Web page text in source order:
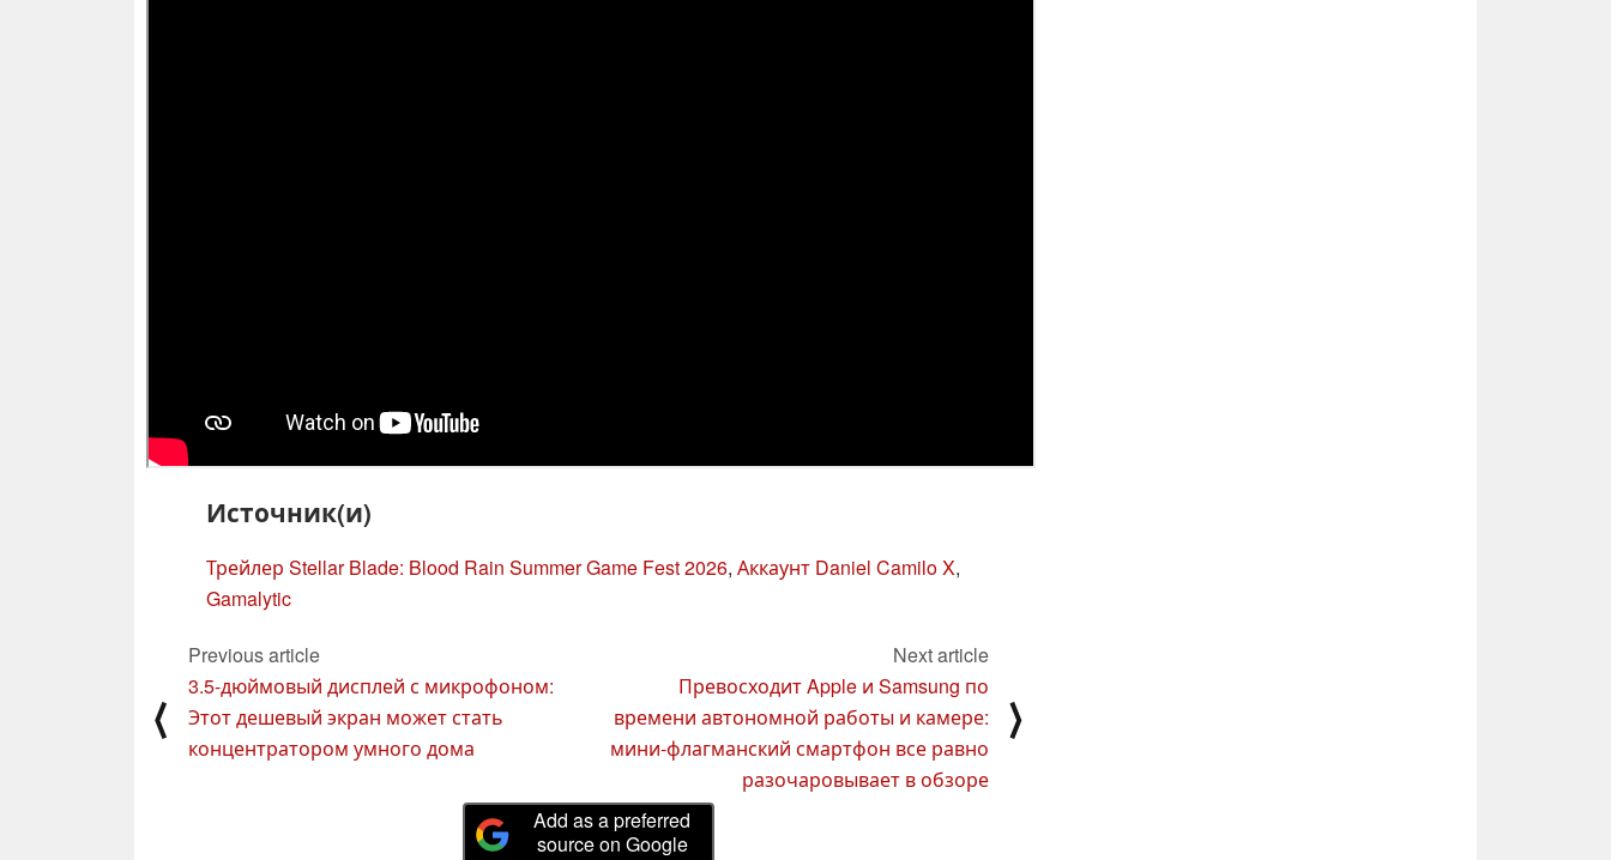
Источник(и)
Трейлер Stellar Blade: Blood Rain Summer Game Fest 2026, Аккаунт Daniel Camilo X,
Gamalytic
⟨
Previous article
3.5-дюймовый дисплей с микрофоном:
Этот дешевый экран может стать
концентратором умного дома
Next article
Превосходит Apple и Samsung по
времени автономной работы и камере:
мини-флагманский смартфон все равно
разочаровывает в обзоре
⟩
Add as a preferred
source on Google